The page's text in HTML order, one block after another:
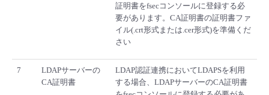
証明書をfsecコンソールに登録する必
要があります。CA証明書の証明書ファ
イル(.crt形式または.cer形式)を準備くだ
さい
7
LDAPサーバーの
CA証明書
LDAP認証連携においてLDAPSを利用
する場合、LDAPサーバーのCA証明書